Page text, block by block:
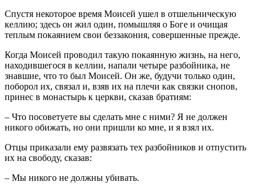
Спустя некоторое время Моисей ушел в отшельническую
келлию; здесь он жил один, помышляя о Боге и очищая
теплым покаянием свои беззакония, совершенные прежде.
Когда Моисей проводил такую покаянную жизнь, на него,
находившегося в келлии, напали четыре разбойника, не
знавшие, что то был Моисей. Он же, будучи только один,
поборол их, связал и, взяв их на плечи как связки снопов,
принес в монастырь к церкви, сказав братиям:
– Что посоветуете вы сделать мне с ними? Я не должен
никого обижать, но они пришли ко мне, и я взял их.
Отцы приказали ему развязать тех разбойников и отпустить
их на свободу, сказав:
– Мы никого не должны убивать.